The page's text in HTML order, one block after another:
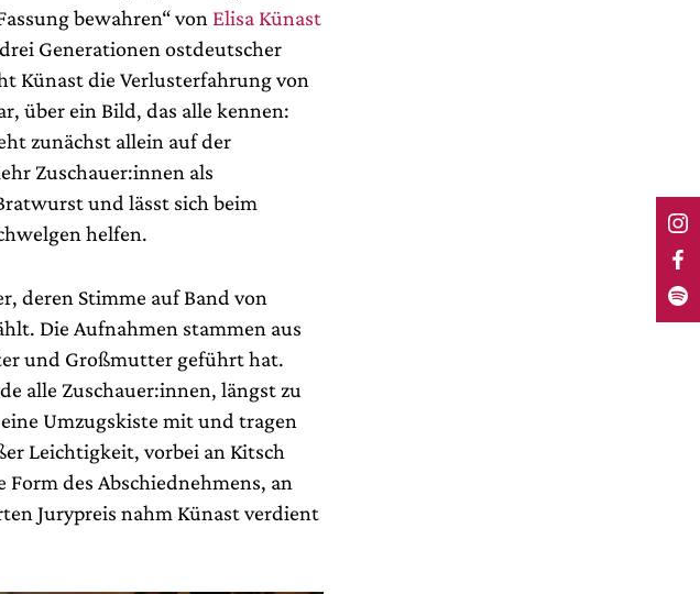
bewahren“ von Elisa Künast
Generationen ostdeutscher
Künast die Verlusterfahrung von
über ein Bild, das alle kennen:
zunächst allein auf der
Zuschauer:innen als
und lässt sich beim
helfen.
deren Stimme auf Band von
Die Aufnahmen stammen aus
und Großmutter geführt hat.
alle Zuschauer:innen, längst zu
Umzugskiste mit und tragen
Leichtigkeit, vorbei an Kitsch
des Abschiednehmens, an
Jurypreis nahm Künast verdient